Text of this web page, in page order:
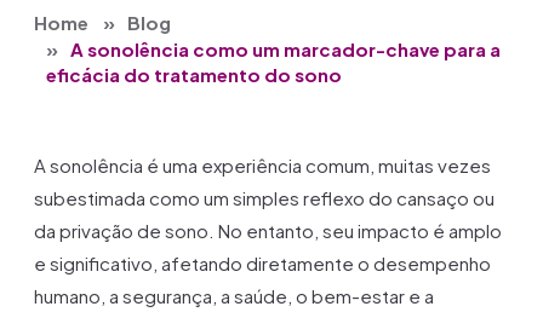
Home
Blog
A sonolência como um marcador-chave para a
eficácia do tratamento do sono
A sonolência é uma experiência comum, muitas vezes
subestimada como um simples reflexo do cansaço ou
da privação de sono. No entanto, seu impacto é amplo
e significativo, afetando diretamente o desempenho
humano, a segurança, a saúde, o bem-estar e a